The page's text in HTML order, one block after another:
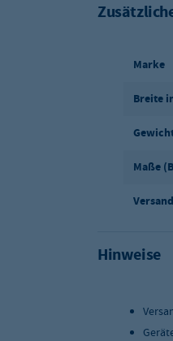
Marke
Breite
Maße
Hinweise